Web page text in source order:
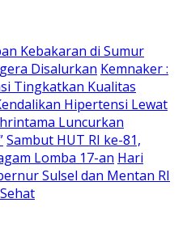
Kebakaran di Sumur
Disalurkan Kemnaker :
Tingkatkan Kualitas
Hipertensi Lewat
Luncurkan
Sambut HUT RI ke-81,
Lomba 17-an Hari
Sulsel dan Mentan RI